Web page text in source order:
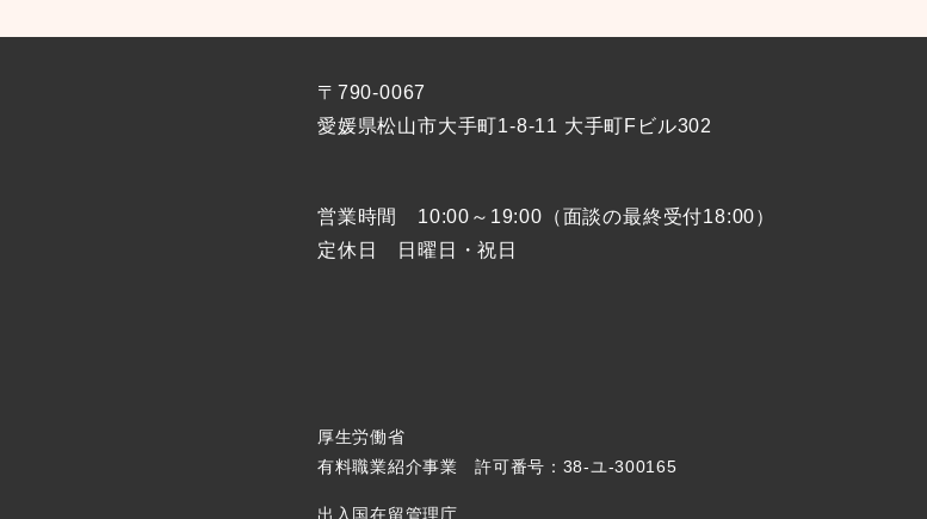
〒790-0067
愛媛県松山市大手町1-8-11 大手町Fビル302
営業時間 10:00～19:00（面談の最終受付18:00）
定休日 日曜日・祝日
厚生労働省
有料職業紹介事業 許可番号：38-ユ-300165
出入国在留管理庁